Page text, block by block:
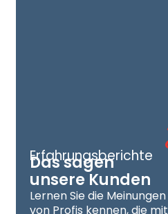
Erfahrungsberichte
Das sagen
unsere Kunden
Lernen Sie die Meinungen
von Profis kennen, die mit